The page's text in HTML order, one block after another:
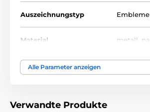
Auszeichnungstyp Embleme
Material metall
Alle Parameter anzeigen
Verwandte Produkte